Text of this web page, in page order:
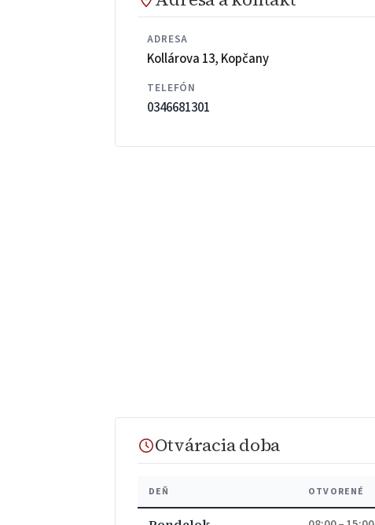
ADRESA
Kollárova 13, Kopčany
TELEFÓN
0346681301
Otváracia doba
DEŇ OTVORENÉ